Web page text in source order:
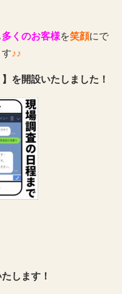
多くのお客様を笑顔にで
♪♪
】を開設いたしました！
します！